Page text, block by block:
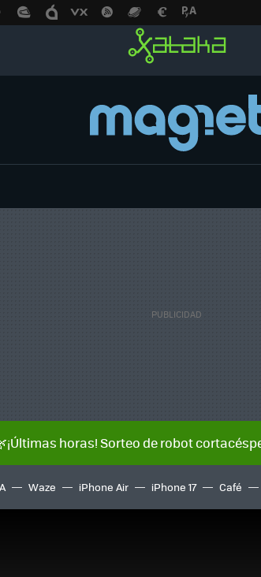
horas! Sorteo de robot
Waze iPhone Air iPhone 17 Café